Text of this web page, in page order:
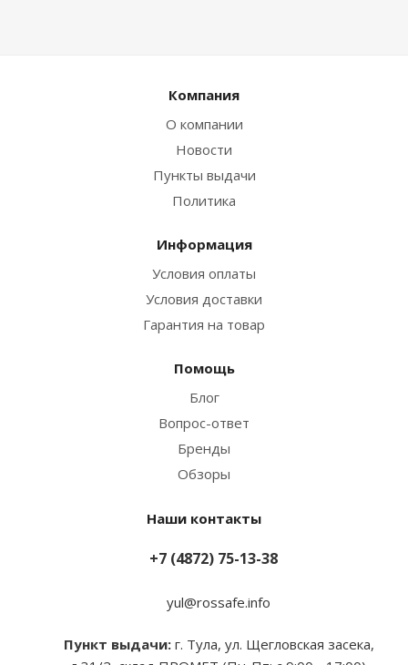
Компания
О компании
Новости
Пункты выдачи
Политика
Информация
Условия оплаты
Условия доставки
Гарантия на товар
Помощь
Блог
Вопрос-ответ
Бренды
Обзоры
Наши контакты
+7 (4872) 75-13-38
yul@rossafe.info
Пункт выдачи:г. Тула, ул. Щегловская засека,